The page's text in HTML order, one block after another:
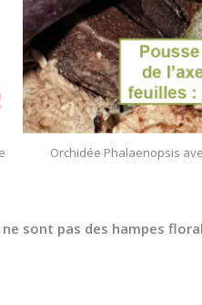
Orchidée Phalaenopsis
sont pas des hampes